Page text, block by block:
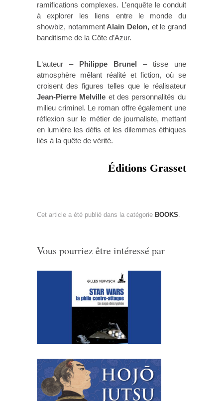
ramifications complexes. L’enquête le conduit
à explorer les liens entre le monde du
showbiz, notammentAlain Delon, et le grand
banditisme de la Côte d’Azur. ​
L‘auteur – Philippe Brunel – tisse une
atmosphère mêlant réalité et fiction, où se
croisent des figures telles que le réalisateur
Jean-Pierre Melville et des personnalités du
milieu criminel. Le roman offre également une
réflexion sur le métier de journaliste, mettant
en lumière les défis et les dilemmes éthiques
liés à la quête de vérité.
Éditions Grasset
Cet article a été publié dans la catégorie BOOKS
Vous pourriez être intéressé par